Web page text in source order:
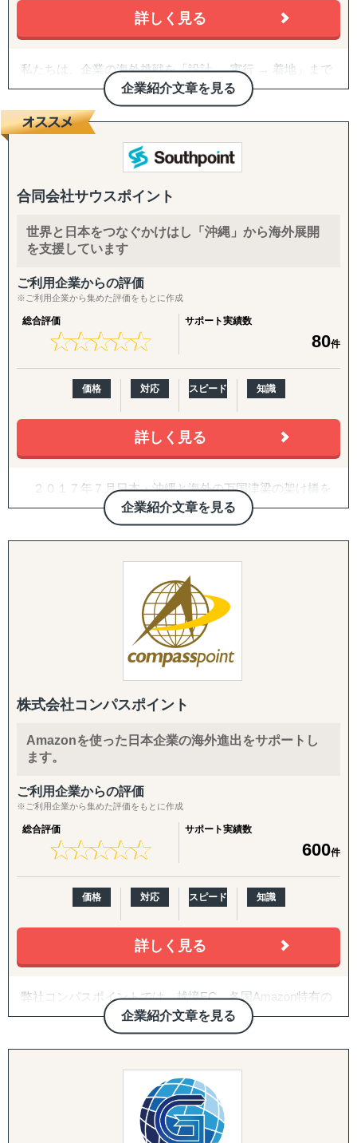
詳しく見る
企業紹介文章を見る
私たちは、企業の海外挑戦を「設計 → 実行 → 着地」まで
一気通貫で伴走支援します。
『どの国が最適か？』を見極めるゼロ→イチの意思決定か
進出後に必ず直面する現地でのマーケティング課題まで主
要各国に常駐するメンバーが、現地起点で一貫してサポー
トします。
これまでの支援歴は20年以上、実績は1,500社を超えまし
た。
継続して支援できる体制を構築しています。
------------------------------------
■ サポート対象国（グループ別）
↳ ASEAN主要国：タイ・ベトナム・マレーシア・カンボ
ジア・インドネシア・フィリピン・ラオス
↳ アジア（中華系）：日本・香港・シンガポール・台湾・
韓国
↳ アジア（中東ほか）：ドバイ・サウジアラビア・イン
ド・バングラデシュ・モンゴル
※サポート内容により、対応の可否や得意・不得意な分野
があります。
------------------------------------
◆以下はこれまで当社で実績が多く、特にニーズの高い支
『LocaBrain（ロカブレイン）｜海外進出 現地顧問サービ
↳ AIが出した"答えっぽいもの"を、現地のリアルで答え合
『INTERForce｜海外進出伴走サポート』
『LocaForce（ロカフォース）海外販路開拓 現地支援サー
ビス』
↳ 海外営業支援TEAMによる現地営業の即戦力化
『LocaResearch（ロカリサーチ）海外進出 市場調査サー
素材を収集する。
『セカイキョテン｜海外会社設立サポート』
までをワンストップで代行
『ビザスル｜海外ビザ取得サポート』
↳ 就労ビザ・長期滞在ビザなど、進出・移住に必要なビザ
取得を現地連携でサポート
------------------------------------
合同会社サウスポイント
世界と日本をつなぐかけはし「沖縄」から海外展開
を支援しています
ご利用企業からの評価
※ご利用企業から集めた評価をもとに作成
総合評価
★★★★★
★★★★★
サポート実績数
80件
価格 対応 スピード 知識
詳しく見る
企業紹介文章を見る
２０１７年７月日本・沖縄と海外の万国津梁の架け橋を
目指して、企業の海外展開支援を目的として沖縄・那覇で
設立。アジア・欧州を中心に沖縄県内・沖縄県外企業の海
外進出・国際展開のサポートを実施しています。２０２２
年７月には観光産業の伸びの著しい石垣市に八重山事務所
沖縄をハブに、台湾・中国・香港・ベトナム・タイ・マ
レーシア・シンガポール・インドネシア・オーストラリ
ア・ニュージーランド・イギリス・ドイツ・ブラジル各国
にパートナーエージェントを配置し、アメリカ合衆国・イ
ンドは提携先を設けていますので、現地でも情報収集、視
察等も直接支援可能、幅広く皆様の海外展開とインバウン
ド事業をサポートしております。
株式会社コンパスポイント
Amazonを使った日本企業の海外進出をサポートし
ます。
ご利用企業からの評価
※ご利用企業から集めた評価をもとに作成
総合評価
★★★★★
★★★★★
サポート実績数
600件
価格 対応 スピード 知識
詳しく見る
企業紹介文章を見る
弊社コンパスポイントでは、越境EC、各国Amazon特有の
ノウハウに加え、
貿易に関する知識と数多くの企業様への支援実績に基づい
て
Amazonを中心とした国内外EC全般のサポートとコンサル
ティングを提供させて頂いております。
また、中小機構開のEC・IT活用支援パートナー、及び販路
開拓支援アドバイザー、